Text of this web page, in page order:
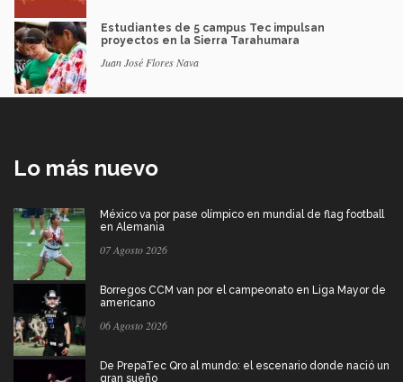
Estudiantes de 5 campus Tec impulsan
proyectos en la Sierra Tarahumara
Juan José Flores Nava
Lo más nuevo
México va por pase olímpico en mundial de flag football
en Alemania
07 Agosto 2026
Borregos CCM van por el campeonato en Liga Mayor de
americano
06 Agosto 2026
De PrepaTec Qro al mundo: el escenario donde nació un
gran sueño